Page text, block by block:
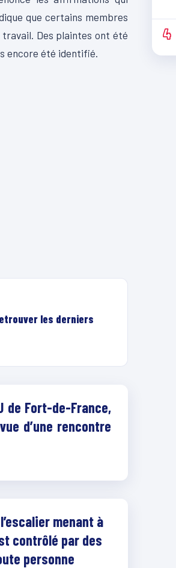
que certains membres
Des plaintes ont été
encore été identifié.
les derniers
de Fort-de-France,
d’une rencontre
menant à
contrôlé par des
personne
4